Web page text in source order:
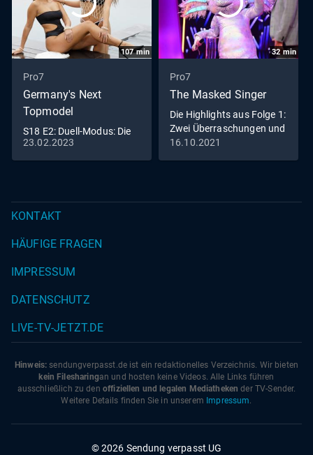
107min
Pro7
Germany's Next
Topmodel
S18 E2: Duell-Modus: Die
Models stehen in direkter
Konkurrenz
23.02.2023
32min
Pro7
The Masked Singer
Die Highlights aus Folge 1:
Zwei Überraschungen und
eine feurig
16.10.2021
KONTAKT
HÄUFIGE FRAGEN
IMPRESSUM
DATENSCHUTZ
LIVE-TV-JETZT.DE
Hinweis: sendungverpasst.de ist ein redaktionelles Verzeichnis. Wir bieten
kein Filesharingan und hosten keine Videos. Alle Links führen
ausschließlich zu den offiziellen und legalen Mediatheken der TV-Sender.
Weitere Details finden Sie in unserem Impressum.
© 2026 Sendung verpasst UG